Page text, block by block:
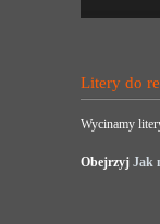
Litery do
Wycinamy
Obejrzyj Jak